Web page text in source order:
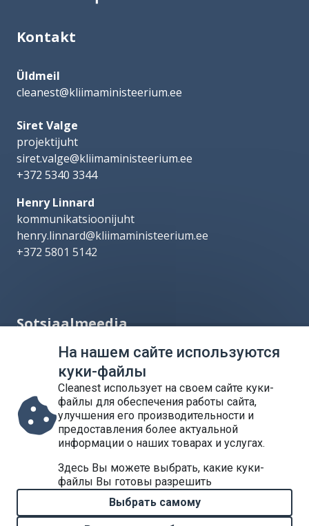
Kontakt
Üldmeil
cleanest@kliimaministeerium.ee
Siret Valge
projektijuht
siret.valge@kliimaministeerium.ee
+372 5340 3344
Henry Linnard
kommunikatsioonijuht
henry.linnard@kliimaministeerium.ee
+372 5801 5142
Sotsiaalmeedia
Liitu uudiskirjaga
На нашем сайте используются
куки-файлы
Cleanest использует на своем сайте куки-
файлы для обеспечения работы сайта,
улучшения его производительности и
предоставления более актуальной
информации о наших товарах и услугах.
Здесь Вы можете выбрать, какие куки-
файлы Вы готовы разрешить
Выбрать самому